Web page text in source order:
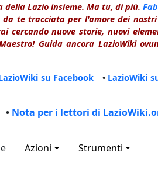
Lazio insieme. Ma tu, di più.
da te tracciata per l'amore dei
cercando nuove storie, nuovi
Guida ancora LazioWiki
su Facebook • LazioWiki
• Nota per i lettori di
Azioni Strumenti